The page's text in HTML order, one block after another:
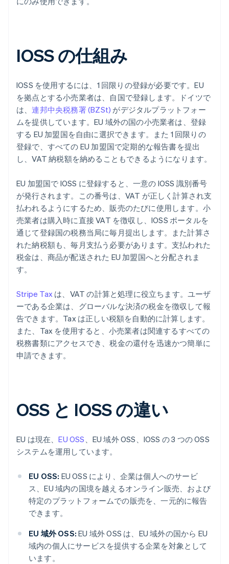
IOSS の仕組み
IOSS を使用するには、1 回限りの登録が必要です。EU
を拠点とする小売業者は、自国で登録します。ドイツで
は、連邦中央税務署 (BZSt) がデジタルプラットフォー
ムを提供しています。EU 域外の国の小売業者は、登録
する EU 加盟国を自由に選択できます。また 1 回限りの
登録で、すべての EU 加盟国で定期的な報告書を提出
し、VAT 納税額を納めることもできるようになります。
EU 加盟国で IOSS に登録すると、一意の IOSS 識別番号
が発行されます。この番号は、VAT が正しく計算され支
払われるようにするため、販売のたびに使用します。小
売業者は購入時に直接 VAT を徴収し、IOSS ポータルを
通じて登録国の税務当局に毎月提出します。また計算さ
れた納税額も、毎月支払う必要があります。支払われた
税金は、商品が配送された EU 加盟国へと分配されま
す。
Stripe Tax は、VAT の計算と処理に役立ちます。ユーザ
ーである企業は、グローバルな決済の税金を徴収して報
告できます。Tax は正しい税額を自動的に計算します。
また、Tax を使用すると、小売業者は関連するすべての
税務書類にアクセスでき、税金の還付を迅速かつ簡単に
申請できます。
OSS と IOSS の違い
EU は現在、EU OSS 、EU 域外 OSS、IOSS の 3 つの OSS
システムを運用しています。
EU OSS: EU OSS により、企業は個人へのサービ
ス、EU 域内の国境を越えるオンライン販売、および
特定のプラットフォームでの販売を、一元的に報告
できます。
EU 域外 OSS: EU 域外 OSS は、EU 域外の国から EU
域内の個人にサービスを提供する企業を対象として
います。